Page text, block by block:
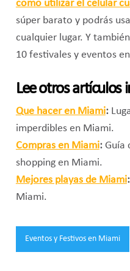
como utilizar el celular
súper barato y podrás
cualquier lugar. Y
10 festivales y eventos
Lee otros artículos
Que hacer en Miami:
imperdibles en Miami.
Compras en Miami:Guía
shopping en Miami.
Mejores playas de Miami:
Miami.
Tags:
Eventos y Festivos en Miami